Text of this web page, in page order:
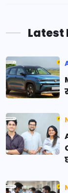
Latest